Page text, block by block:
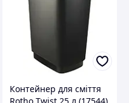
Контейнер для сміття